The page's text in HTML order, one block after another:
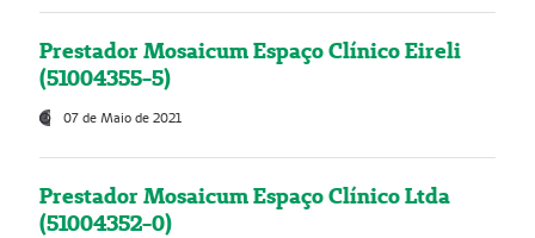
Prestador Mosaicum Espaço Clínico Eireli
(51004355-5)
07 de Maio de 2021
Prestador Mosaicum Espaço Clínico Ltda
(51004352-0)